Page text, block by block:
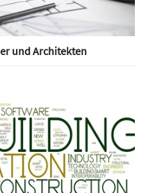
und Architekten